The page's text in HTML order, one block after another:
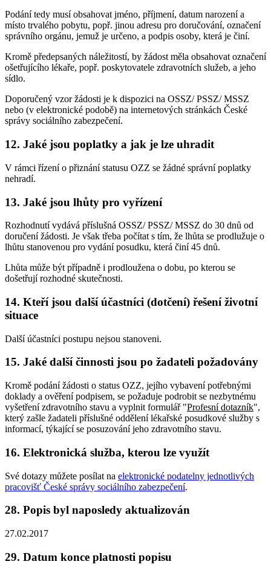
Podání tedy musí obsahovat jméno, příjmení, datum narození a
místo trvalého pobytu, popř. jinou adresu pro doručování, označení
správního orgánu, jemuž je určeno, a podpis osoby, která je činí.
Kromě předepsaných náležitostí, by žádost měla obsahovat označení
ošetřujícího lékaře, popř. poskytovatele zdravotních služeb, a jeho
sídlo.
Doporučený vzor žádosti je k dispozici na OSSZ/ PSSZ/ MSSZ
nebo (v elektronické podobě) na internetových stránkách České
správy sociálního zabezpečení.
12. Jaké jsou poplatky a jak je lze uhradit
V rámci řízení o přiznání statusu OZZ se žádné správní poplatky
nehradí.
13. Jaké jsou lhůty pro vyřízení
Rozhodnutí vydává příslušná OSSZ/ PSSZ/ MSSZ do 30 dnů od
doručení žádosti. Je však třeba počítat s tím, že lhůta se prodlužuje o
lhůtu stanovenou pro vydání posudku, která činí 45 dnů.
Lhůta může být případně i prodloužena o dobu, po kterou se
došetřují rozhodné skutečnosti.
14. Kteří jsou další účastníci (dotčení) řešení životní
situace
Další účastníci postupu nejsou stanoveni.
15. Jaké další činnosti jsou po žadateli požadovány
Kromě podání žádosti o status OZZ, jejího vybavení potřebnými
doklady a ověření podpisem, se požaduje podrobit se nezbytnému
vyšetření zdravotního stavu a vyplnit formulář "Profesní dotazník",
který zašle žadateli příslušné oddělení lékařské posudkové služby s
informací, týkající se posuzování jeho zdravotního stavu.
16. Elektronická služba, kterou lze využít
Své dotazy můžete posílat na elektronické podatelny jednotlivých
pracovišť České správy sociálního zabezpečení.
28. Popis byl naposledy aktualizován
27.02.2017
29. Datum konce platnosti popisu